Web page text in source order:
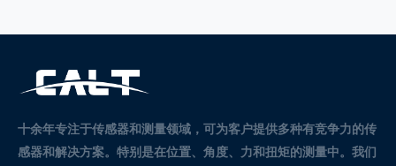
十余年专注于传感器和测量领域，可为客户提供多种有竞争力的传
感器和解决方案。 特别是在位置、角度、力和扭矩的测量中。 我们